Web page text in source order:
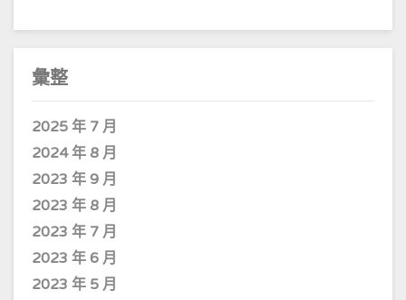
彙整
2025 年 7 月
2024 年 8 月
2023 年 9 月
2023 年 8 月
2023 年 7 月
2023 年 6 月
2023 年 5 月